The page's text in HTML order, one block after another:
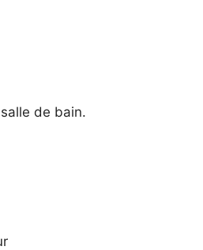
de bain.